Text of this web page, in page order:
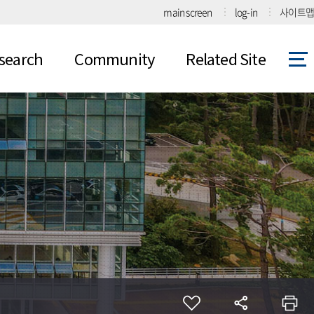
main screen log-in 사이트맵
Community
Notices
Gallery
Calendar
Free Board
Data Board
Related Site
Related Site